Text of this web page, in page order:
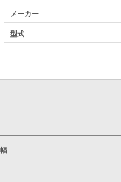
メーカー
型式